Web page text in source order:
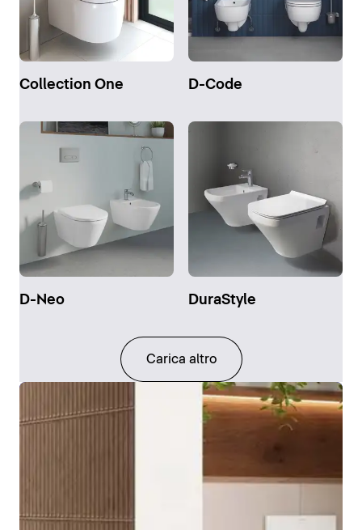
Collection One D-Code
D-Neo DuraStyle
Carica altro